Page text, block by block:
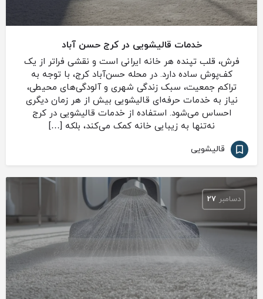
خدمات قالیشویی در کرج حسن آباد
فرش، قلب تپنده هر خانه ایرانی است و نقشی فراتر از یک
کف‌پوش ساده دارد. در محله حسن‌آباد کرج، با توجه به
تراکم جمعیت، سبک زندگی شهری و آلودگی‌های محیطی،
نیاز به خدمات حرفه‌ای قالیشویی بیش از هر زمان دیگری
احساس می‌شود. استفاده از خدمات قالیشویی در کرج
نه‌تنها به زیبایی خانه کمک می‌کند، بلکه […]
قالیشویی
دسامبر 27